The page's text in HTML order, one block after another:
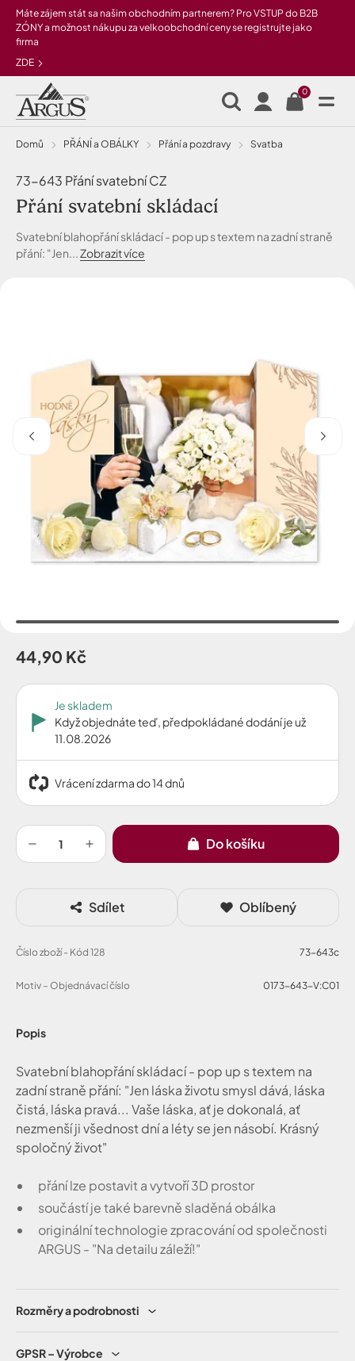
Přeskočit na hlavní obsah
Máte zájem stát sa našim obchodním partnerem? Pro VSTUP do B2B
ZÓNY a možnost nákupu za velkoobchodní ceny se registrujte jako
firma
ZDE
0
Domů PŘÁNÍ a OBÁLKY Přání a pozdravy svatba
Popis
Svatební blahopřání skládací - pop up s textem na
zadní straně přání: "Jen láska životu smysl dává, láska
čistá, láska pravá... Vaše láska, ať je dokonalá, ať
nezmenší ji všednost dní a léty se jen násobí. Krásný
spoločný život"
přání lze postavit a vytvoří 3D prostor
součástí je také barevně sladěná obálka
originální technologie zpracování od společnosti
ARGUS - "Na detailu záleží!"
Rozměry a podrobnosti
GPSR – Výrobce
73-643 Přání svatební CZ
Přání svatební skládací
Svatební blahopřání skládací - pop up s textem na zadní straně
přání: "Jen...Zobrazit více
44,90 Kč
Je skladem
Když objednáte teď, předpokládané dodání je už
11.08.2026
Vrácení zdarma do 14 dnů
Do košíku
Sdílet Oblíbený
Číslo zboží - Kód 128 73-643c
Motiv – Objednávací číslo 0173-643-V:C01